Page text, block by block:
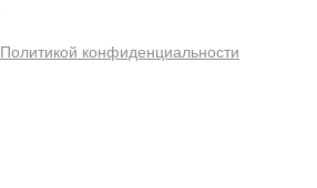
Политикой конфиденциальности